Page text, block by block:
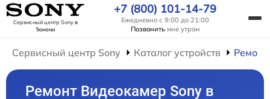
Сервисный центр Sonyв
Тюмени
+7 (800) 101-14-79
Ежедневно с 9:00 до 21:00
Позвонить мне утром
Сервисный центр Sony Каталог устройств
Ремонт Видеокамер Sony в